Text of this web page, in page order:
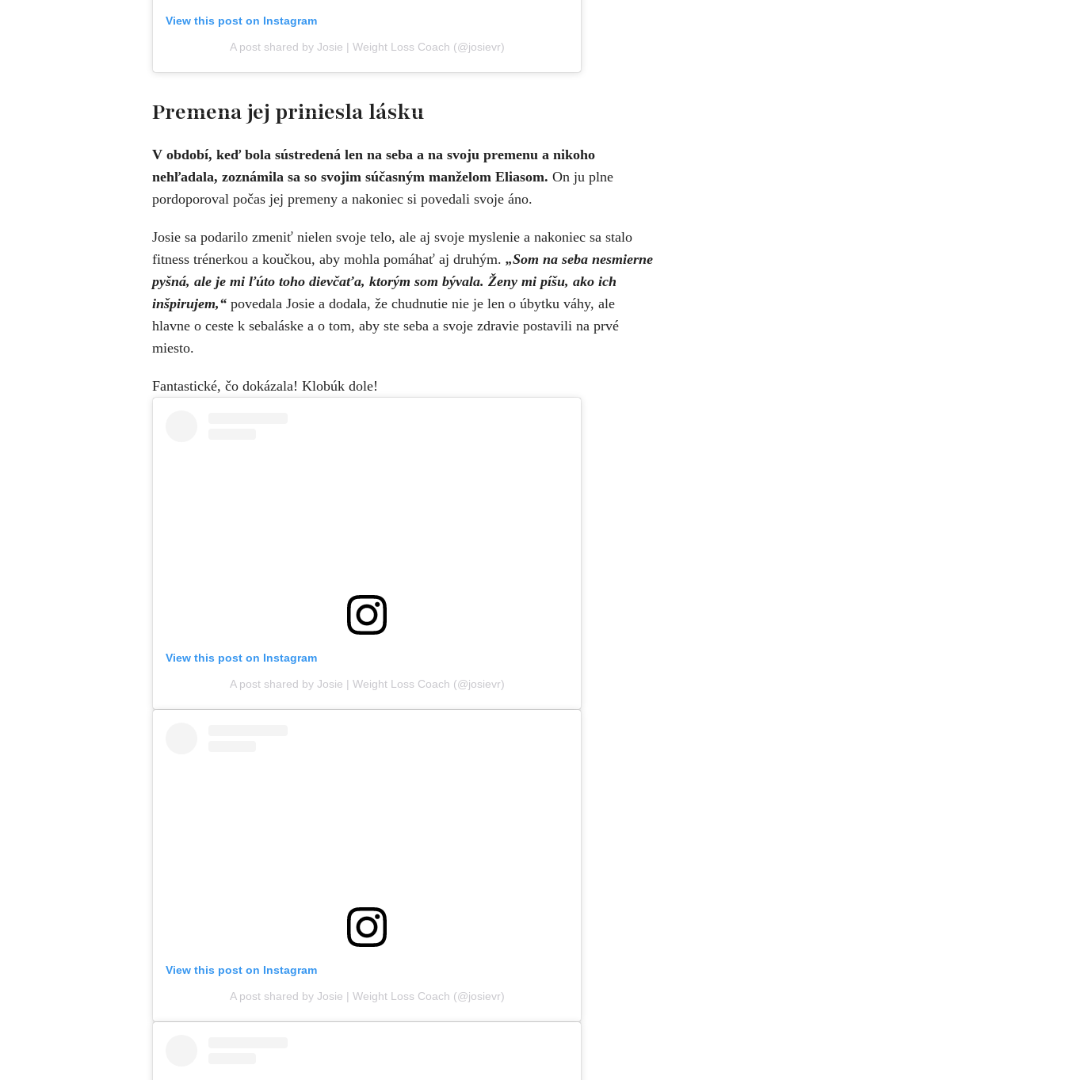
View this post on Instagram
A post shared by Josie | Weight Loss Coach (@josievr)
Premena jej priniesla lásku
V období, keď bola sústredená len na seba a na svoju premenu a nikoho
nehľadala, zoznámila sa so svojim súčasným manželom Eliasom. On ju plne
pordoporoval počas jej premeny a nakoniec si povedali svoje áno.
Josie sa podarilo zmeniť nielen svoje telo, ale aj svoje myslenie a nakoniec sa stalo
fitness trénerkou a koučkou, aby mohla pomáhať aj druhým. „Som na seba nesmierne
pyšná, ale je mi ľúto toho dievčaťa, ktorým som bývala. Ženy mi píšu, ako ich
inšpirujem,“ povedala Josie a dodala, že chudnutie nie je len o úbytku váhy, ale
hlavne o ceste k sebaláske a o tom, aby ste seba a svoje zdravie postavili na prvé
miesto.
Fantastické, čo dokázala! Klobúk dole!
View this post on Instagram
A post shared by Josie | Weight Loss Coach (@josievr)
View this post on Instagram
A post shared by Josie | Weight Loss Coach (@josievr)